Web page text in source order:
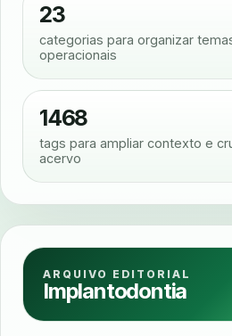
23
categorias para organizar
operacionais
1468
tags para ampliar contexto e
acervo
ARQUIVO EDITORIAL
Implantodontia